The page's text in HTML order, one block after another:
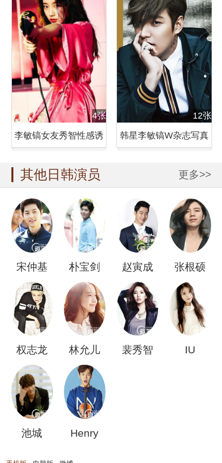
4张
李敏镐女友秀智性感诱
12张
韩星李敏镐W杂志写真
其他日韩演员 更多>>
宋仲基 朴宝剑 赵寅成 张根硕
权志龙 林允儿 裴秀智 IU
池城 Henry